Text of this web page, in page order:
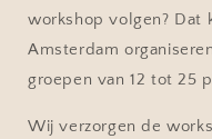
workshop volgen? Dat
Amsterdam
groepen van 12 tot 25
Wij verzorgen de